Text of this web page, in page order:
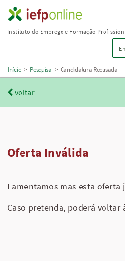
Saltar
para
principal
Instituto do Emprego e Formação
Início > Pesquisa > Candidatura Recusada
voltar
Oferta Inválida
Lamentamos mas esta oferta
Caso pretenda, poderá voltar